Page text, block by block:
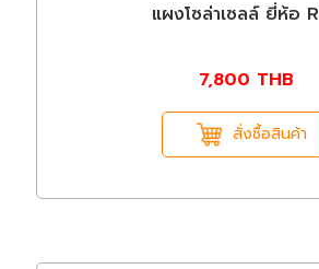
แผงโซล่าเซลล์ ยี่ห้อ
7,800 THB
สั่งซื้อสินค้า